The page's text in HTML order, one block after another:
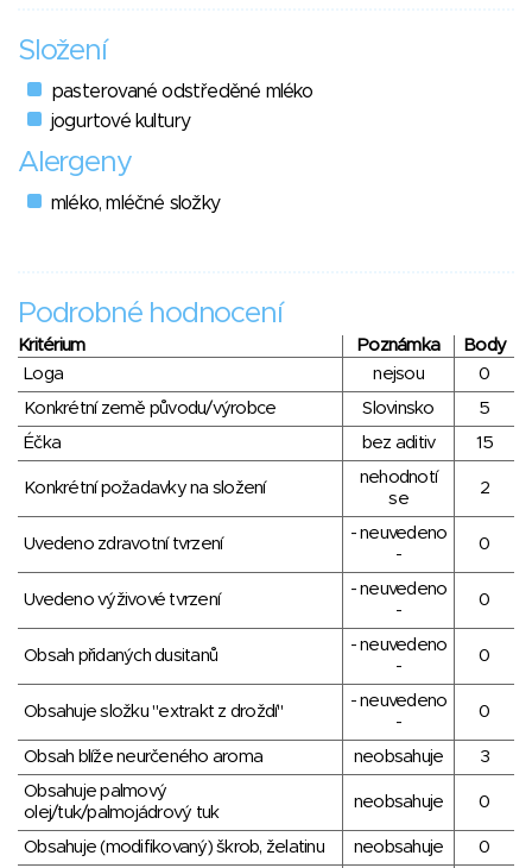
Složení
pasterované odstředěné mléko
jogurtové kultury
Alergeny
mléko, mléčné složky
Podrobné hodnocení
Kritérium Poznámka
Body
Loga
nejsou
0
Konkrétní země původu/výrobce
Slovinsko
5
Éčka
bez aditiv 15
Konkrétní požadavky na složení
nehodnotí
se
2
Uvedeno zdravotní tvrzení
- neuvedeno
-
0
Uvedeno výživové tvrzení
- neuvedeno
-
0
Obsah přidaných dusitanů
- neuvedeno
-
0
Obsahuje složku "extrakt z droždí"
- neuvedeno
-
0
Obsah blíže neurčeného aroma neobsahuje
3
Obsahuje palmový
olej/tuk/palmojádrový tuk
neobsahuje 0
Obsahuje (modifikovaný) škrob, želatinu neobsahuje 0